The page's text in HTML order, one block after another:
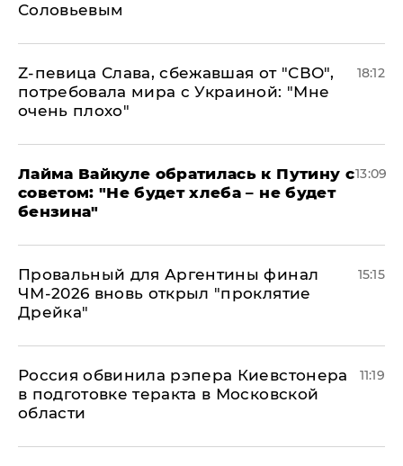
Соловьевым
Z-певица Слава, сбежавшая от "СВО",
потребовала мира с Украиной: "Мне
очень плохо"
18:12
Лайма Вайкуле обратилась к Путину с
советом: "Не будет хлеба – не будет
бензина"
13:09
Провальный для Аргентины финал
ЧМ-2026 вновь открыл "проклятие
Дрейка"
15:15
Россия обвинила рэпера Киевстонера
в подготовке теракта в Московской
области
11:19